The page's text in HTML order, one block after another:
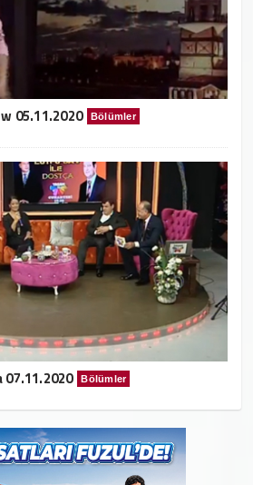
05.11.2020 Bölümler
Bölümler